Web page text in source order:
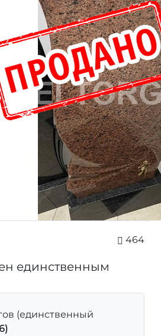
464
единственным
(единственный